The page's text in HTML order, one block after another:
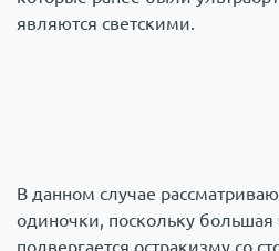
являются светскими.
В данном случае
одиночки, поскольку большая
подвергается остракизму со